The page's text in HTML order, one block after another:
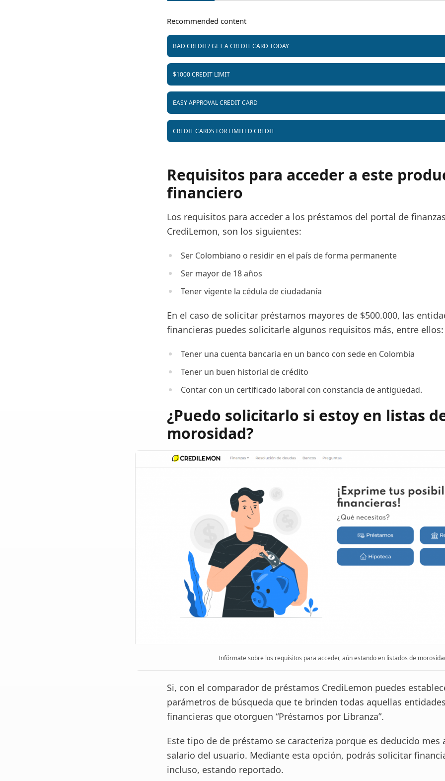
Recommended content
BAD CREDIT? GET A CREDIT CARD TODAY
$1000 CREDIT LIMIT
EASY APPROVAL CREDIT CARD
CREDIT CARDS FOR LIMITED CREDIT
Requisitos para acceder a este
financiero
Los requisitos para acceder a los préstamos del portal de
CrediLemon, son los siguientes:
Ser Colombiano o residir en el país de forma permanente
Ser mayor de 18 años
Tener vigente la cédula de ciudadanía
En el caso de solicitar préstamos mayores de $500.000, las
financieras puedes solicitarle algunos requisitos más, entre ellos:
Tener una cuenta bancaria en un banco con sede en Colombia
Tener un buen historial de crédito
Contar con un certificado laboral con constancia de antigüedad.
¿Puedo solicitarlo si estoy en listas
morosidad?
Infórmate sobre los requisitos para acceder, aún estando en listados de
Si, con el comparador de préstamos CrediLemon puedes
parámetros de búsqueda que te brinden todas aquellas
financieras que otorguen “Préstamos por Libranza”.
Este tipo de de préstamo se caracteriza porque es deducido mes
salario del usuario. Mediante esta opción, podrás solicitar
incluso, estando reportado.